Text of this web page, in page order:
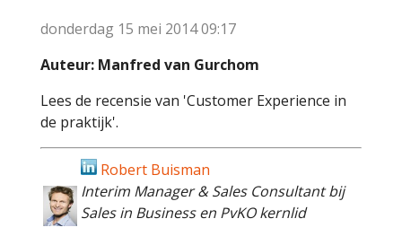
donderdag 15 mei 201409:17
Auteur: Manfred van Gurchom
Lees de recensie van 'Customer Experience in
de praktijk'.
Robert Buisman
Interim Manager & Sales Consultant bij
Sales in Business en PvKO kernlid